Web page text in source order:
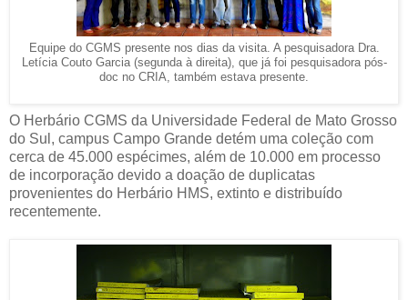
Equipe do CGMS presente nos dias da visita. A pesquisadora Dra.
Letícia Couto Garcia (segunda à direita), que já foi pesquisadora pós-
doc no CRIA, também estava presente.
O Herbário CGMS da Universidade Federal de Mato Grosso
do Sul, campus Campo Grande detém uma coleção com
cerca de 45.000 espécimes, além de 10.000 em processo
de incorporação devido a doação de duplicatas
provenientes do Herbário HMS, extinto e distribuído
recentemente.